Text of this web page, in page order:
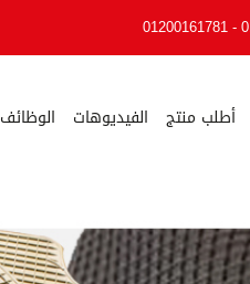
أطلب منتج الفيديوهات الوظائف